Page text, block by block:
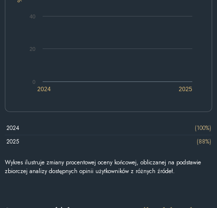
2024 2025
0
20
40
2024
(100%)
2025
(88%)
Wykres ilustruje zmiany procentowej oceny końcowej, obliczanej na podstawie
zbiorczej analizy dostępnych opinii użytkowników z różnych źródeł.